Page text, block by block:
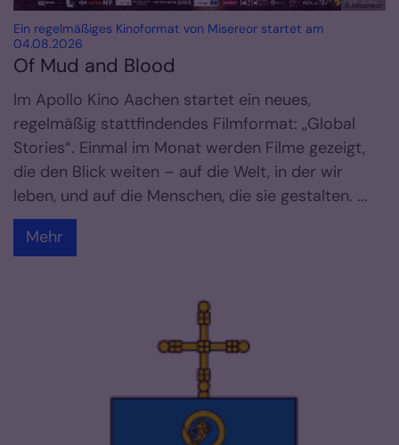
© Misereor
Ein regelmäßiges Kinoformat von Misereor startet am
04.08.2026
Of Mud and Blood
Im Apollo Kino Aachen startet ein neues,
regelmäßig stattfindendes Filmformat: „Global
Stories“. Einmal im Monat werden Filme gezeigt,
die den Blick weiten – auf die Welt, in der wir
leben, und auf die Menschen, die sie gestalten. ...
Mehr